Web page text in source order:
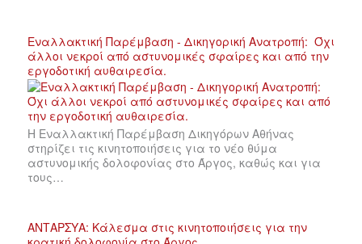
Εναλλακτική Παρέμβαση - Δικηγορική Ανατροπή: Όχι
άλλοι νεκροί από αστυνομικές σφαίρες και από την
εργοδοτική αυθαιρεσία.
Η Εναλλακτική Παρέμβαση Δικηγόρων Αθήνας
στηρίζει τις κινητοποιήσεις για το νέο θύμα
αστυνομικής δολοφονίας στο Άργος, καθώς και για
τους…
ΑΝΤΑΡΣΥΑ: Κάλεσμα στις κινητοποιήσεις για την